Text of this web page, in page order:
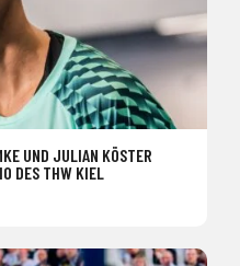
UND JULIAN KÖSTER
DES THW KIEL